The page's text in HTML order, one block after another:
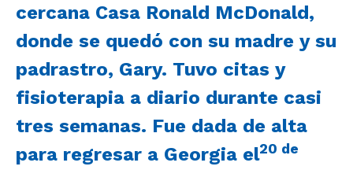
cercana Casa Ronald McDonald,
donde se quedó con su madre y su
padrastro, Gary. Tuvo citas y
fisioterapia a diario durante casi
tres semanas. Fue dada de alta
para regresar a Georgia el20 de